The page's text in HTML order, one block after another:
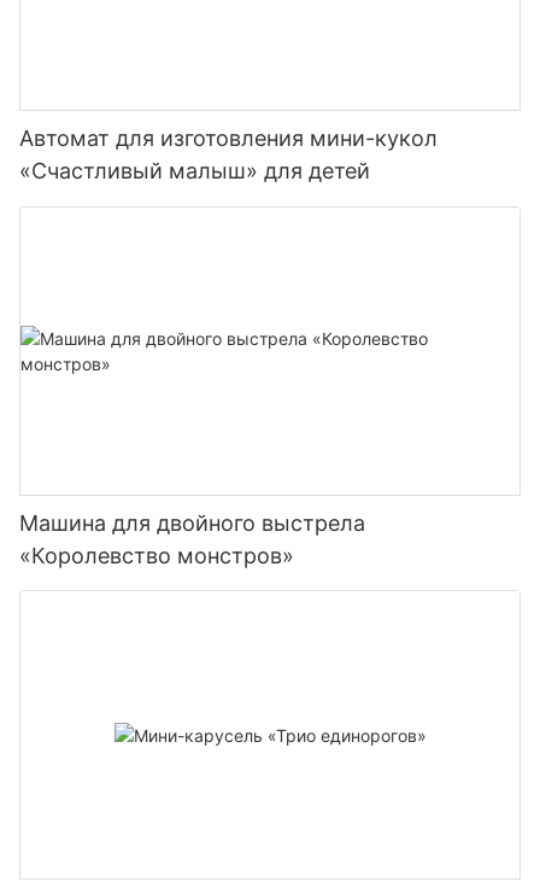
Автомат для изготовления мини-кукол
«Счастливый малыш» для детей
Машина для двойного выстрела
«Королевство монстров»